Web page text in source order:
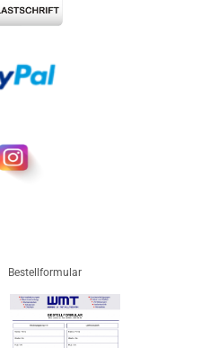
Bestellformular